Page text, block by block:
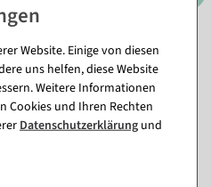
Website. Einige von diesen
uns helfen, diese Website
Weitere Informationen
Cookies und Ihren Rechten
Daten­schutz­erklärung und